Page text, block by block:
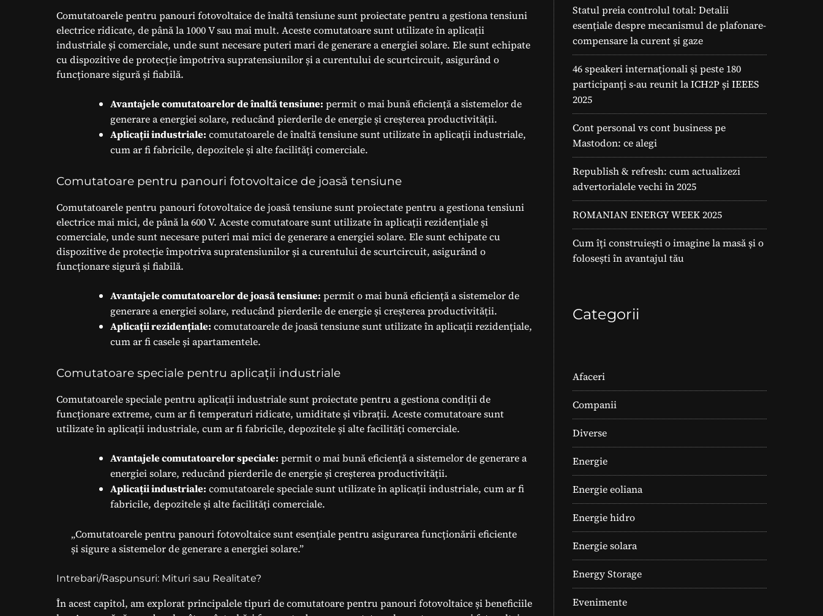
Comutatoarele pentru panouri fotovoltaice de înaltă tensiune sunt proiectate pentru a gestiona tensiuni
electrice ridicate, de până la 1000 V sau mai mult. Aceste comutatoare sunt utilizate în aplicații
industriale și comerciale, unde sunt necesare puteri mari de generare a energiei solare. Ele sunt echipate
cu dispozitive de protecție împotriva supratensiunilor și a curentului de scurtcircuit, asigurând o
funcționare sigură și fiabilă.
Avantajele comutatoarelor de înaltă tensiune: permit o mai bună eficiență a sistemelor de
generare a energiei solare, reducând pierderile de energie și creșterea productivității.
Aplicații industriale: comutatoarele de înaltă tensiune sunt utilizate în aplicații industriale,
cum ar fi fabricile, depozitele și alte facilități comerciale.
Comutatoare pentru panouri fotovoltaice de joasă tensiune
Comutatoarele pentru panouri fotovoltaice de joasă tensiune sunt proiectate pentru a gestiona tensiuni
electrice mai mici, de până la 600 V. Aceste comutatoare sunt utilizate în aplicații rezidențiale și
comerciale, unde sunt necesare puteri mai mici de generare a energiei solare. Ele sunt echipate cu
dispozitive de protecție împotriva supratensiunilor și a curentului de scurtcircuit, asigurând o
funcționare sigură și fiabilă.
Avantajele comutatoarelor de joasă tensiune: permit o mai bună eficiență a sistemelor de
generare a energiei solare, reducând pierderile de energie și creșterea productivității.
Aplicații rezidențiale: comutatoarele de joasă tensiune sunt utilizate în aplicații rezidențiale,
cum ar fi casele și apartamentele.
Comutatoare speciale pentru aplicații industriale
Comutatoarele speciale pentru aplicații industriale sunt proiectate pentru a gestiona condiții de
funcționare extreme, cum ar fi temperaturi ridicate, umiditate și vibrații. Aceste comutatoare sunt
utilizate în aplicații industriale, cum ar fi fabricile, depozitele și alte facilități comerciale.
Avantajele comutatoarelor speciale: permit o mai bună eficiență a sistemelor de generare a
energiei solare, reducând pierderile de energie și creșterea productivității.
Aplicații industriale: comutatoarele speciale sunt utilizate în aplicații industriale, cum ar fi
fabricile, depozitele și alte facilități comerciale.
„Comutatoarele pentru panouri fotovoltaice sunt esențiale pentru asigurarea funcționării eficiente
și sigure a sistemelor de generare a energiei solare.”
Intrebari/Raspunsuri: Mituri sau Realitate?
În acest capitol, am explorat principalele tipuri de comutatoare pentru panouri fotovoltaice și beneficiile
Statul preia controlul total: Detalii
esențiale despre mecanismul de plafonare-
compensare la curent și gaze
46 speakeri internaționali și peste 180
participanți s-au reunit la ICH2P și IEEES
2025
Cont personal vs cont business pe
Mastodon: ce alegi
Republish & refresh: cum actualizezi
advertorialele vechi în 2025
ROMANIAN ENERGY WEEK 2025
Cum îți construiești o imagine la masă și o
folosești în avantajul tău
Categorii
Afaceri
Companii
Diverse
Energie
Energie eoliana
Energie hidro
Energie solara
Energy Storage
Evenimente